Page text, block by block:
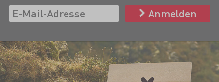
Anmelden